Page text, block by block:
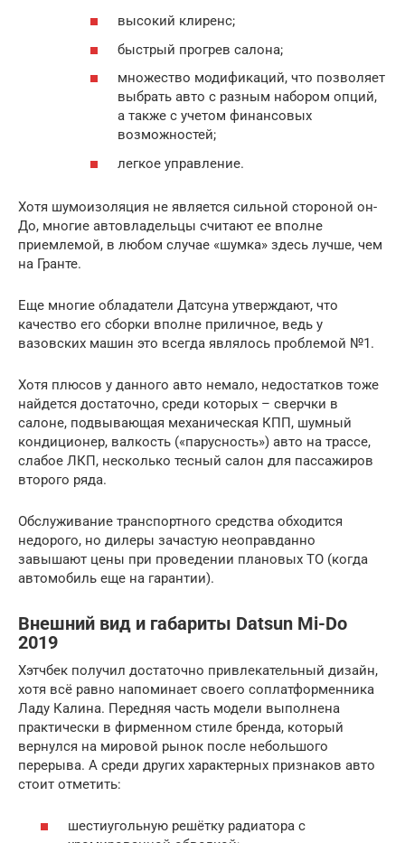
высокий клиренс;
быстрый прогрев салона;
множество модификаций, что позволяет
выбрать авто с разным набором опций,
а также с учетом финансовых
возможностей;
легкое управление.
Хотя шумоизоляция не является сильной стороной он-
До, многие автовладельцы считают ее вполне
приемлемой, в любом случае «шумка» здесь лучше, чем
на Гранте.
Еще многие обладатели Датсуна утверждают, что
качество его сборки вполне приличное, ведь у
вазовских машин это всегда являлось проблемой №1.
Хотя плюсов у данного авто немало, недостатков тоже
найдется достаточно, среди которых – сверчки в
салоне, подвывающая механическая КПП, шумный
кондиционер, валкость («парусность») авто на трассе,
слабое ЛКП, несколько тесный салон для пассажиров
второго ряда.
Обслуживание транспортного средства обходится
недорого, но дилеры зачастую неоправданно
завышают цены при проведении плановых ТО (когда
автомобиль еще на гарантии).
Внешний вид и габариты Datsun Mi-Do
2019
Хэтчбек получил достаточно привлекательный дизайн,
хотя всё равно напоминает своего соплатформенника
Ладу Калина. Передняя часть модели выполнена
практически в фирменном стиле бренда, который
вернулся на мировой рынок после небольшого
перерыва. А среди других характерных признаков авто
стоит отметить:
шестиугольную решётку радиатора с